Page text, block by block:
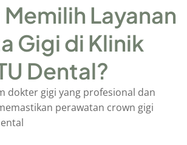
Layanan
Gigi di Klinik
Dental?
dokter gigi yang profesional dan
perawatan crown gigi